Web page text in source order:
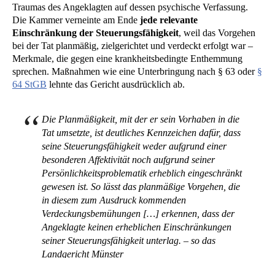
Traumas des Angeklagten auf dessen psychische Verfassung.
Die Kammer verneinte am Ende jede relevante
Einschränkung der Steuerungsfähigkeit, weil das Vorgehen
bei der Tat planmäßig, zielgerichtet und verdeckt erfolgt war –
Merkmale, die gegen eine krankheitsbedingte Enthemmung
sprechen. Maßnahmen wie eine Unterbringung nach § 63 oder §
64 StGB lehnte das Gericht ausdrücklich ab.
Die Planmäßigkeit, mit der er sein Vorhaben in die
Tat umsetzte, ist deutliches Kennzeichen dafür, dass
seine Steuerungsfähigkeit weder aufgrund einer
besonderen Affektivität noch aufgrund seiner
Persönlichkeitsproblematik erheblich eingeschränkt
gewesen ist. So lässt das planmäßige Vorgehen, die
in diesem zum Ausdruck kommenden
Verdeckungsbemühungen […] erkennen, dass der
Angeklagte keinen erheblichen Einschränkungen
seiner Steuerungsfähigkeit unterlag. – so das
Landgericht Münster